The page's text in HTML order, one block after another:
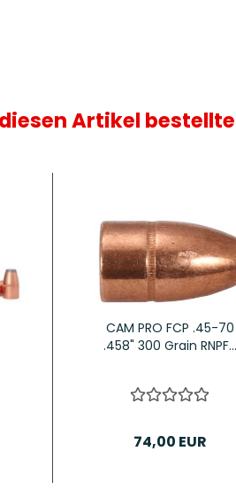
Artikel
CAM PRO FCP .45-70
.458" 300 Grain RNPF...
74,00 EUR